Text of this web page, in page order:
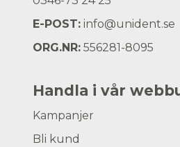
E-POST: info@unident.se
ORG.NR: 556281-8095
Handla i vår
Kampanjer
Bli kund